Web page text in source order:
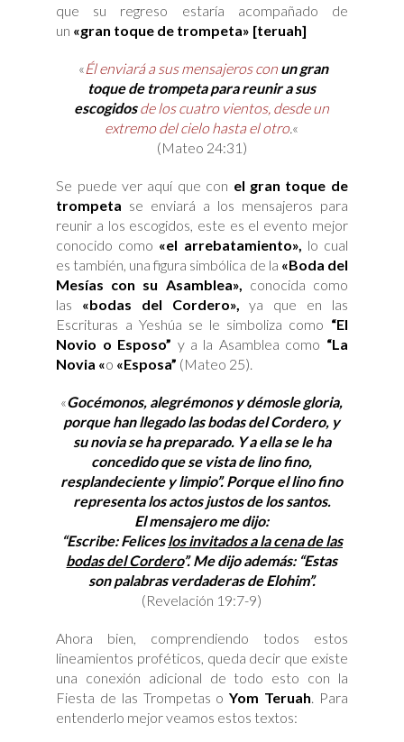
que su regreso estaría acompañado de
un «gran toque de trompeta» [teruah]
«Él enviará a sus mensajeros con un gran
toque de trompetapara reunir a sus
escogidosde los cuatro vientos, desde un
extremo del cielo hasta el otro.«
(Mateo 24:31)
Se puede ver aquí que con el gran toque de
trompeta se enviará a los mensajeros para
reunir a los escogidos, este es el evento mejor
conocido como «el arrebatamiento», lo cual
es también, una figura simbólica de la «Boda del
Mesías con su Asamblea», conocida como
las «bodas del Cordero»,ya que en las
Escrituras a Yeshúa se le simboliza como “El
Novio o Esposo” y a la Asamblea como “La
Novia «o «Esposa” (Mateo 25).
«Gocémonos, alegrémonos y démosle gloria,
porque han llegado las bodas del Cordero, y
su novia se ha preparado. Y a ella se le ha
concedido que se vista de lino fino,
resplandeciente y limpio”. Porque el lino fino
representa los actos justos de los santos.
El mensajero me dijo:
“Escribe: Feliceslos invitados a la cena de las
bodas del Cordero”. Me dijo además: “Estas
son palabras verdaderas de Elohim”.
(Revelación 19:7-9)
Ahora bien, comprendiendo todos estos
lineamientos proféticos, queda decir que existe
una conexión adicional de todo esto con la
Fiesta de las Trompetas oYom Teruah. Para
entenderlo mejor veamos estos textos: